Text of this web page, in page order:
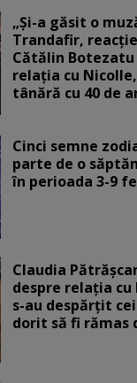
„Și-a găsit o
Trandafir,
Cătălin
relația cu
tânără cu 40 de
Cinci semne
parte de o
în perioada 3-9
Claudia
despre relația cu
s-au despărțit
dorit să fi rămas